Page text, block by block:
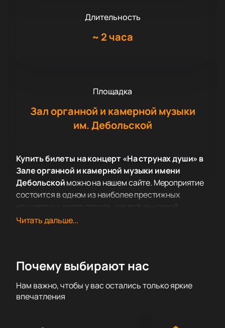
Длительность
~ 2 часа
Площадка
Зал органной и камерной музыки
им. Дебольской
Купить билеты на концерт «На струнах души» в
Зале органной и камерной музыки имени
Дебольскойможно на нашем сайте. Мероприятие
состоится в одном из наиболее престижных
концертных залов города, известном своей
превосходной акустикой и комфортными
мероприятий высокого уровня.
незабываемым событием для всех любителей
музыки. В программе выступят Андрей Венников и
Читать дальше...
Почему выбирают нас
Нам важно, чтобы у вас остались только яркие
впечатления